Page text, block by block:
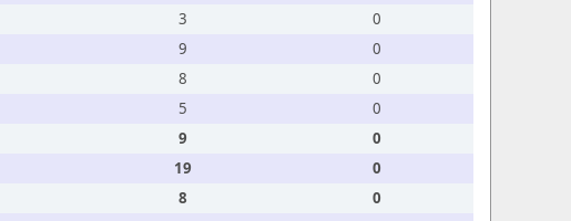
3
0
9
0
8
0
5
0
9
0
19
0
8
0